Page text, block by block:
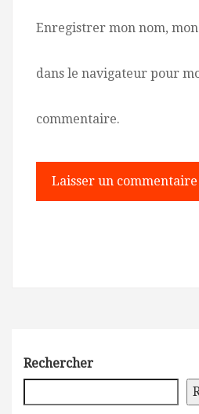
Enregistrer mon nom,
dans le navigateur pour
commentaire.
Rechercher